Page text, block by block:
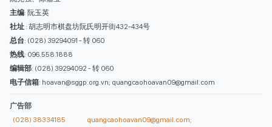
主编: 阮玉英
社址 : 胡志明市棋盘坊阮氏明开街432-434号
总台: (028) 39294091 - 转 060
热线: 096.558.1888
编辑部: (028) 39294092 - 转 060
电子信箱: hoavan@sggp.org.vn; quangcaohoavan09@gmail.com
广告部
(028) 38334185
quangcaohoavan09@gmail.com;